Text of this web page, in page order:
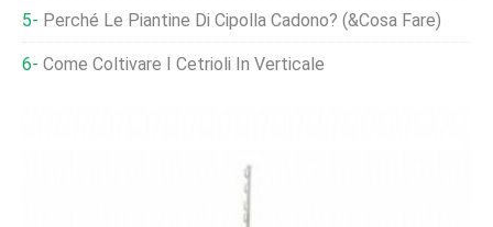
Perché Le Piantine Di Cipolla Cadono? (&Cosa Fare)
Come Coltivare I Cetrioli In Verticale